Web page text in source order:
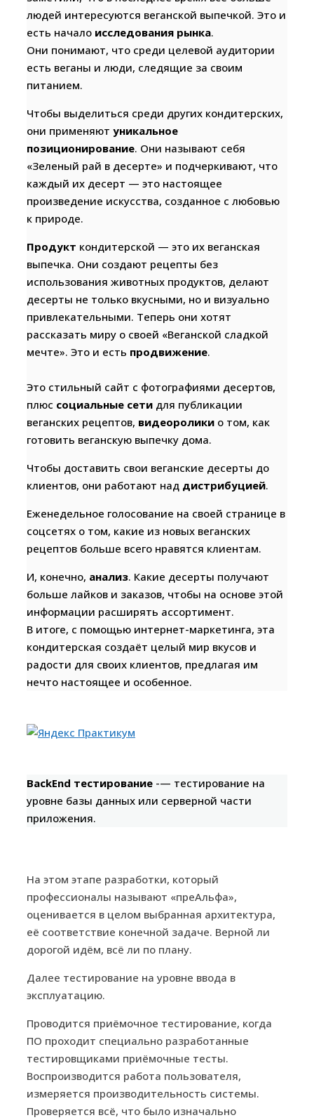
людей интересуются веганской выпечкой. Это и
есть начало исследования рынка.
Они понимают, что среди целевой аудитории
есть веганы и люди, следящие за своим
питанием.
Чтобы выделиться среди других кондитерских,
они применяют уникальное
позиционирование. Они называют себя
«Зеленый рай в десерте» и подчеркивают, что
каждый их десерт — это настоящее
произведение искусства, созданное с любовью
к природе.
Продукт кондитерской — это их веганская
выпечка. Они создают рецепты без
использования животных продуктов, делают
десерты не только вкусными, но и визуально
привлекательными. Теперь они хотят
рассказать миру о своей «Веганской сладкой
мечте». Это и есть продвижение.
Это стильный сайт с фотографиями десертов,
плюс социальные сети для публикации
веганских рецептов, видеоролики о том, как
готовить веганскую выпечку дома.
Чтобы доставить свои веганские десерты до
клиентов, они работают над дистрибуцией.
Еженедельное голосование на своей странице в
соцсетях о том, какие из новых веганских
рецептов больше всего нравятся клиентам.
И, конечно, анализ. Какие десерты получают
больше лайков и заказов, чтобы на основе этой
информации расширять ассортимент.
В итоге, с помощью интернет-маркетинга, эта
кондитерская создаёт целый мир вкусов и
радости для своих клиентов, предлагая им
нечто настоящее и особенное.
BackEnd тестирование -— тестирование на
уровне базы данных или серверной части
приложения.
На этом этапе разработки, который
профессионалы называют «преАльфа»,
оценивается в целом выбранная архитектура,
её соответствие конечной задаче. Верной ли
дорогой идём, всё ли по плану.
Далее тестирование на уровне ввода в
эксплуатацию.
Проводится приёмочное тестирование, когда
ПО проходит специально разработанные
тестировщиками приёмочные тесты.
Воспроизводится работа пользователя,
измеряется производительность системы.
Проверяется всё, что было изначально